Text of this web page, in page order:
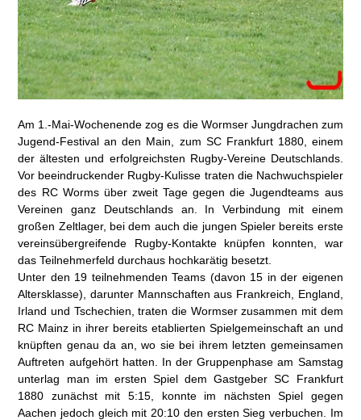
Am 1.-Mai-Wochenende zog es die Wormser Jungdrachen zum
Jugend-Festival an den Main, zum SC Frankfurt 1880, einem
der ältesten und erfolgreichsten Rugby-Vereine Deutschlands.
Vor beeindruckender Rugby-Kulisse traten die Nachwuchspieler
des RC Worms über zweit Tage gegen die Jugendteams aus
Vereinen ganz Deutschlands an. In Verbindung mit einem
großen Zeltlager, bei dem auch die jungen Spieler bereits erste
vereinsübergreifende Rugby-Kontakte knüpfen konnten, war
das Teilnehmerfeld durchaus hochkarätig besetzt.
Unter den 19 teilnehmenden Teams (davon 15 in der eigenen
Altersklasse), darunter Mannschaften aus Frankreich, England,
Irland und Tschechien, traten die Wormser zusammen mit dem
RC Mainz in ihrer bereits etablierten Spielgemeinschaft an und
knüpften genau da an, wo sie bei ihrem letzten gemeinsamen
Auftreten aufgehört hatten. In der Gruppenphase am Samstag
unterlag man im ersten Spiel dem Gastgeber SC Frankfurt
1880 zunächst mit 5:15, konnte im nächsten Spiel gegen
Aachen jedoch gleich mit 20:10 den ersten Sieg verbuchen. Im